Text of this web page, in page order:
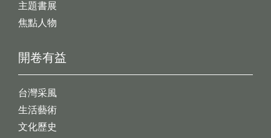
開卷有益
台灣采風
生活藝術
文化歷史
主題書展
焦點人物